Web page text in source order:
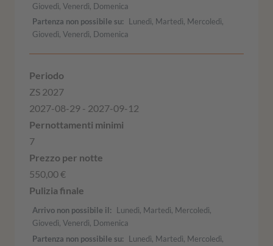
Giovedì, Venerdì, Domenica
Partenza non possibile su
Lunedì, Martedì, Mercoledì,
Giovedì, Venerdì, Domenica
ZS 2027
2027-08-29 - 2027-09-12
7
550,00 €
Arrivo non possibile il
Lunedì, Martedì, Mercoledì,
Giovedì, Venerdì, Domenica
Partenza non possibile su
Lunedì, Martedì, Mercoledì,